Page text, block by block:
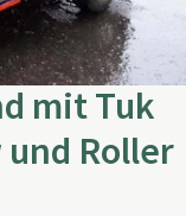
mit Tuk
Roller